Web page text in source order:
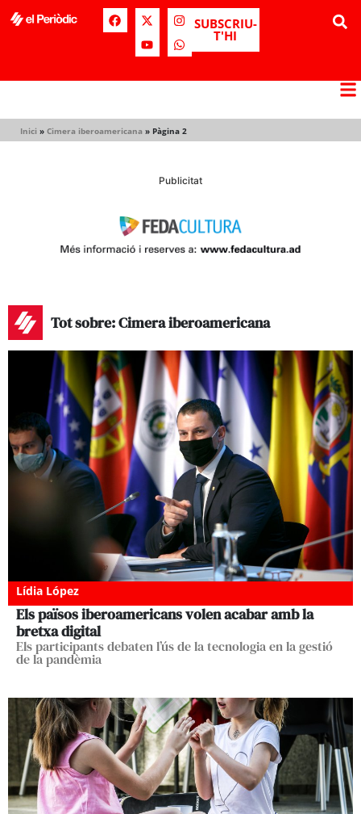
SUBSCRIU-
T'HI
Inici » Cimera iberoamericana » Pàgina 2
Publicitat
Tot sobre: Cimera iberoamericana
Lídia López
Els països iberoamericans volen acabar amb la
bretxa digital
Els participants debaten l’ús de la tecnologia en la gestió
de la pandèmia